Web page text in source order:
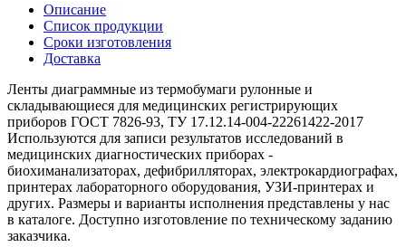
Описание
Список продукции
Сроки изготовления
Доставка
Ленты диаграммные из термобумаги рулонные и
складывающиеся для медицинских регистрирующих
приборов ГОСТ 7826-93, ТУ 17.12.14-004-22261422-2017
Используются для записи результатов исследований в
медицинских диагностических приборах -
биохиманализаторах, дефибрилляторах, электрокардиографах,
принтерах лабораторного оборудования, УЗИ-принтерах и
других. Размеры и варианты исполнения представлены у нас
в каталоге. Доступно изготовление по техническому заданию
заказчика.